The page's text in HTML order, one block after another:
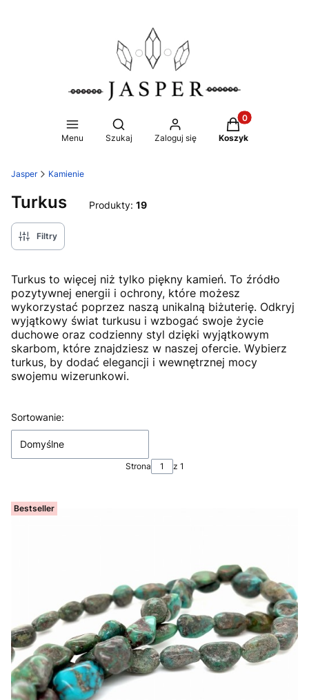
Menu
Otwórz wyszukiwarkę
Szukaj Zaloguj się
Produkty w
Koszyk
Jasper Kamienie
Turkus Produkty: 19
Filtry
Turkus to więcej niż tylko piękny kamień. To źródło
pozytywnej energii i ochrony, które możesz
wykorzystać poprzez naszą unikalną biżuterię. Odkryj
wyjątkowy świat turkusu i wzbogać swoje życie
duchowe oraz codzienny styl dzięki wyjątkowym
skarbom, które znajdziesz w naszej ofercie. Wybierz
turkus, by dodać elegancji i wewnętrznej mocy
swojemu wizerunkowi.
Lista produktów
Sortowanie:
Domyślne
Strona z 1
Bestseller